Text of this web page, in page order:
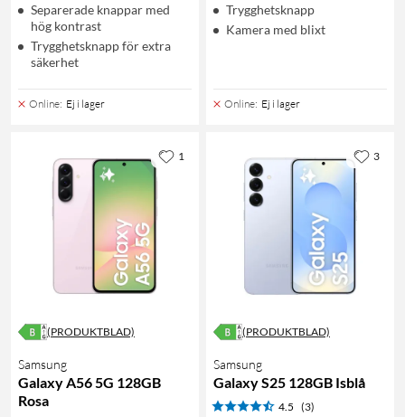
Separerade knappar med
hög kontrast
Trygghetsknapp för extra
säkerhet
Online: Ej i lager
Trygghetsknapp
Kamera med blixt
Online: Ej i lager
(PRODUKTBLAD)
Samsung
Galaxy A56 5G 128GB
Rosa
1
(PRODUKTBLAD)
Samsung
Galaxy S25 128GB Isblå
4.5 (3)
3